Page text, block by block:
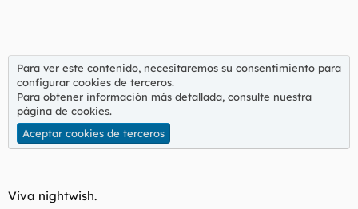
Para ver este contenido, necesitaremos su consentimiento para
configurar cookies de terceros.
Para obtener información más detallada, consulte nuestra
página de cookies.
Aceptar cookies de terceros
Viva nightwish.